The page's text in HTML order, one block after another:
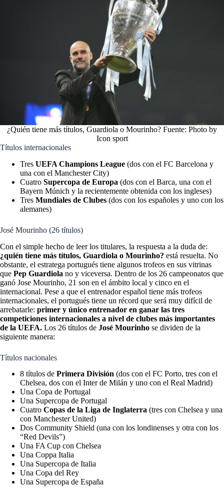
¿Quién tiene más títulos, Guardiola o Mourinho? Fuente: Photo by
Icon sport
Títulos internacionales
Tres UEFA Champions League (dos con el FC Barcelona y
una con el Manchester City)
Cuatro Supercopa de Europa (dos con el Barca, una con el
Bayern Múnich y la recientemente obtenida con los ingleses)
Tres Mundiales de Clubes (dos con los españoles y uno con los
alemanes)
José Mourinho (26 títulos)
Con el simple hecho de leer los titulares, la respuesta a la duda de:
¿quién tiene más títulos, Guardiola o Mourinho? está resuelta. No
obstante, el estratega portugués tiene algunos trofeos en sus vitrinas
que Pep Guardiola no y viceversa. Dentro de los 26 campeonatos que
ganó Jose Mourinho, 21 son en el ámbito local y cinco en el
internacional. Pese a que el entrenador español tiene más trofeos
internacionales, el portugués tiene un récord que será muy difícil de
arrebatarle: primer y único entrenador en ganar las tres
competiciones internacionales a nivel de clubes más importantes
de la UEFA. Los 26 títulos de José Mourinho se dividen de la
siguiente manera:
Títulos nacionales
8 títulos de Primera División (dos con el FC Porto, tres con el
Chelsea, dos con el Inter de Milán y uno con el Real Madrid)
Una Copa de Portugal
Una Supercopa de Portugal
Cuatro Copas de la Liga de Inglaterra (tres con Chelsea y una
con Manchester United)
Dos Community Shield (una con los londinenses y otra con los
“Red Devils”)
Una FA Cup con Chelsea
Una Coppa Italia
Una Supercopa de Italia
Una Copa del Rey
Una Supercopa de España